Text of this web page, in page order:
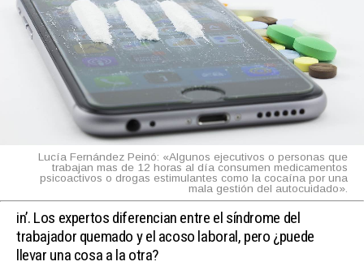
Lucía Fernández Peinó: «Algunos ejecutivos o personas que
trabajan mas de 12 horas al día consumen medicamentos
psicoactivos o drogas estimulantes como la cocaína por una
mala gestión del autocuidado».
in’. Los expertos diferencian entre el síndrome del
trabajador quemado y el acoso laboral, pero ¿puede
llevar una cosa a la otra?